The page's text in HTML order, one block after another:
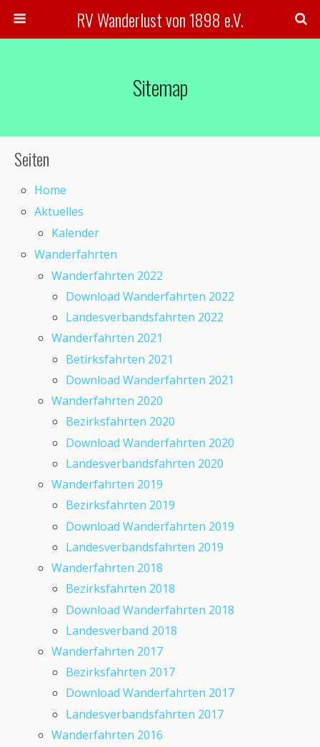
RV Wanderlust von 1898 e.V.
Sitemap
Seiten
Home
Aktuelles
Kalender
Wanderfahrten
Wanderfahrten 2022
Download Wanderfahrten 2022
Landesverbandsfahrten 2022
Wanderfahrten 2021
Betirksfahrten 2021
Download Wanderfahrten 2021
Wanderfahrten 2020
Bezirksfahrten 2020
Download Wanderfahrten 2020
Landesverbandsfahrten 2020
Wanderfahrten 2019
Bezirksfahrten 2019
Download Wanderfahrten 2019
Landesverbandsfahrten 2019
Wanderfahrten 2018
Bezirksfahrten 2018
Download Wanderfahrten 2018
Landesverband 2018
Wanderfahrten 2017
Bezirksfahrten 2017
Download Wanderfahrten 2017
Landesverbandsfahrten 2017
Wanderfahrten 2016